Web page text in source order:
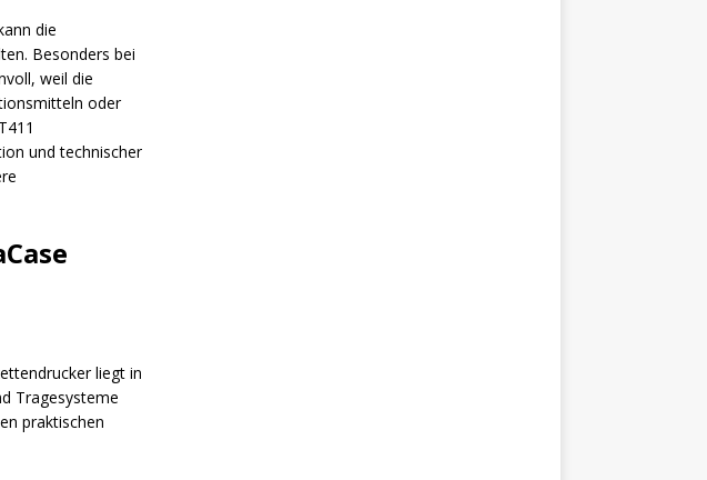
die
Besonders bei
weil die
oder
und technischer
liegt in
Tragesysteme
praktischen